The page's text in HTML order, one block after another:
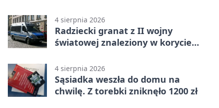
4 sierpnia 2026
Radziecki granat z II wojny
światowej znaleziony w korycie
4 sierpnia 2026
Sąsiadka weszła do domu na
chwilę. Z torebki zniknęło 1200 zł